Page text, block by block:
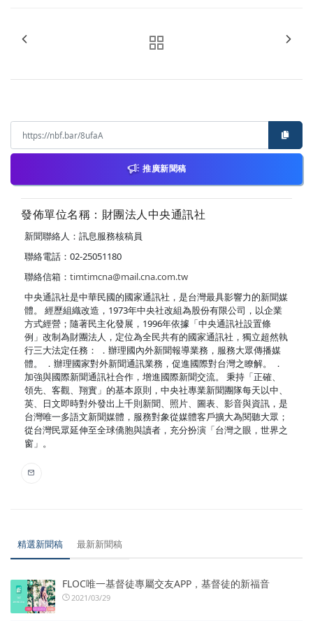
推廣新聞稿
發佈單位名稱：財團法人中央通訊社
新聞聯絡人：訊息服務核稿員
聯絡電話：02-25051180
聯絡信箱： timtimcna@mail.cna.com.tw
中央通訊社是中華民國的國家通訊社，是台灣最具影響力的新聞媒
體。 經歷組織改造，1973年中央社改組為股份有限公司，以企業
方式經營；隨著民主化發展，1996年依據「中央通訊社設置條
例」改制為財團法人，定位為全民共有的國家通訊社，獨立超然執
行三大法定任務： ．辦理國內外新聞報導業務，服務大眾傳播媒
體。 ．辦理國家對外新聞通訊業務，促進國際對台灣之瞭解。 ．
加強與國際新聞通訊社合作，增進國際新聞交流。 秉持「正確、
領先、客觀、翔實」的基本原則，中央社專業新聞團隊每天以中、
英、日文即時對外發出上千則新聞、照片、圖表、影音與資訊，是
台灣唯一多語文新聞媒體，服務對象從媒體客戶擴大為閱聽大眾；
從台灣民眾延伸至全球僑胞與讀者，充分扮演「台灣之眼，世界之
窗」。
精選新聞稿 最新新聞稿
FLOC唯一基督徒專屬交友APP，基督徒的新福音
2021/03/29